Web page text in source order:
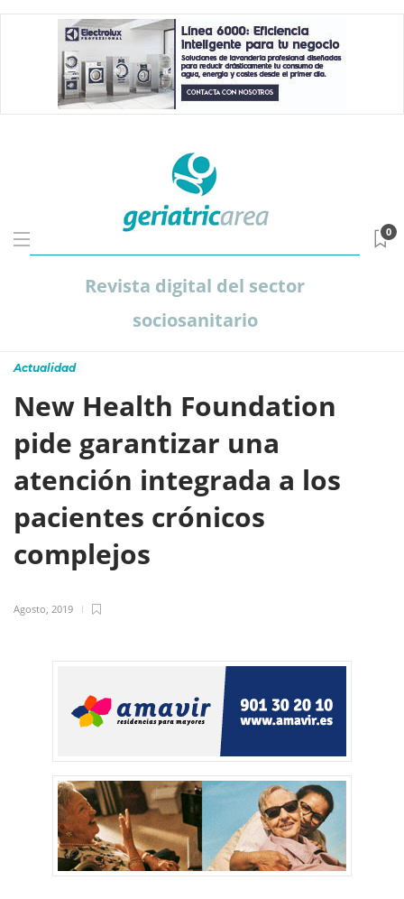
Revista digital del sector
sociosanitario
0
Actualidad
New Health Foundation
pide garantizar una
atención integrada a los
pacientes crónicos
complejos
Agosto, 2019